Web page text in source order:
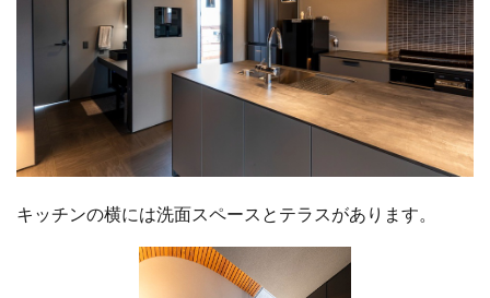
キッチンの横には洗面スペースとテラスがあります。